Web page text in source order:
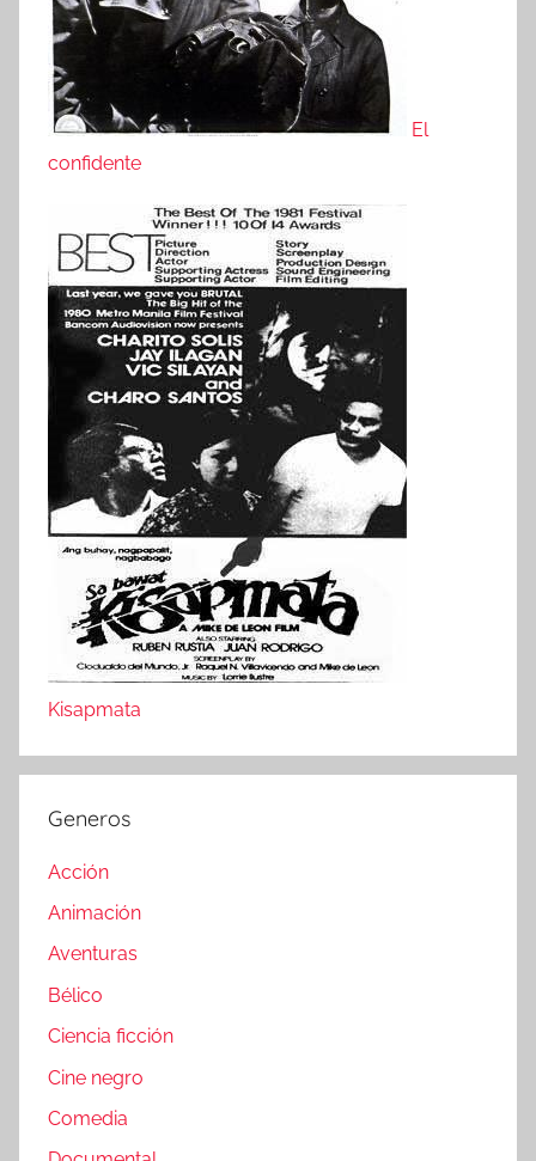
El
confidente
Kisapmata
Generos
Acción
Animación
Aventuras
Bélico
Ciencia ficción
Cine negro
Comedia